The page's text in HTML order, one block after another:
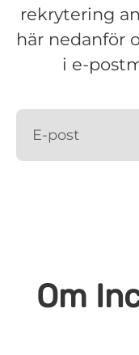
rekrytering
här nedanför
i e-
Om